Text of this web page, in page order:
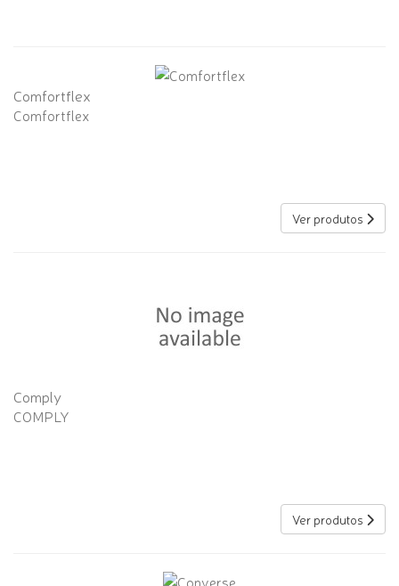
Comfortflex
Comfortflex
Ver produtos
Comply
COMPLY
Ver produtos